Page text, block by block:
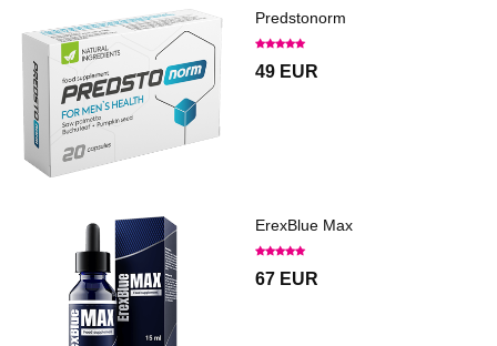
Predstonorm
49 EUR
ErexBlue Max
67 EUR